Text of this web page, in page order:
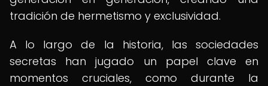
tradición de hermetismo y exclusividad.
A lo largo de la historia, las sociedades
secretas han jugado un papel clave en
momentos cruciales, como durante la